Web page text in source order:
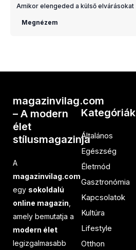
Amikor elengeded a külső elvárásokat
Megnézem
magazinvilag.com
– A modern
élet
stílusmagazinja
A
magazinvilag.com
egy sokoldalú
online magazin
amely bemutatja a
modern élet
legizgalmasabb
Kategóriák
Általános
Egészség
Életmód
Gasztronómia
Kapcsolatok
Kultúra
Lifestyle
Otthon